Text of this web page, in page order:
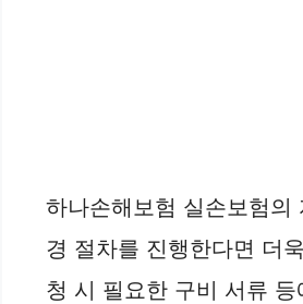
하나손해보험 실손보험의
경 절차를 진행한다면 더
청 시 필요한 구비 서류